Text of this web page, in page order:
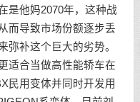
是他妈2070年，这种战
而导致市场份额逐步丢
弥补这个巨大的劣势。
适合当做高性能轿车在
民用变体并同时开发用